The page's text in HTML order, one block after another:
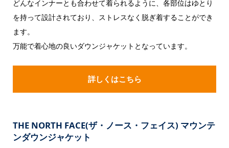
どんなインナーとも合わせて着られるように、各部位はゆとり
を持って設計されており、ストレスなく脱ぎ着することができ
ます。
万能で着心地の良いダウンジャケットとなっています。
詳しくはこちら
THE NORTH FACE(ザ・ノース・フェイス) マウンテ
ンダウンジャケット